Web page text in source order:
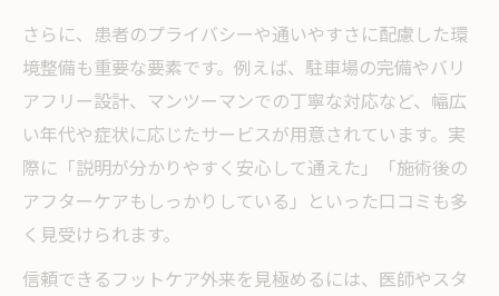
さらに、患者のプライバシーや通いやすさに配慮した環
境整備も重要な要素です。例えば、駐車場の完備やバリ
アフリー設計、マンツーマンでの丁寧な対応など、幅広
い年代や症状に応じたサービスが用意されています。実
際に「説明が分かりやすく安心して通えた」「施術後の
アフターケアもしっかりしている」といった口コミも多
く見受けられます。
信頼できるフットケア外来を見極めるには、医師やスタ